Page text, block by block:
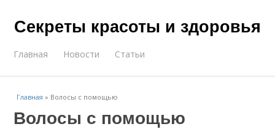
Секреты красоты и здоровья
Главная Новости Статьи
Главная » Волосы с помощью
Волосы с помощью